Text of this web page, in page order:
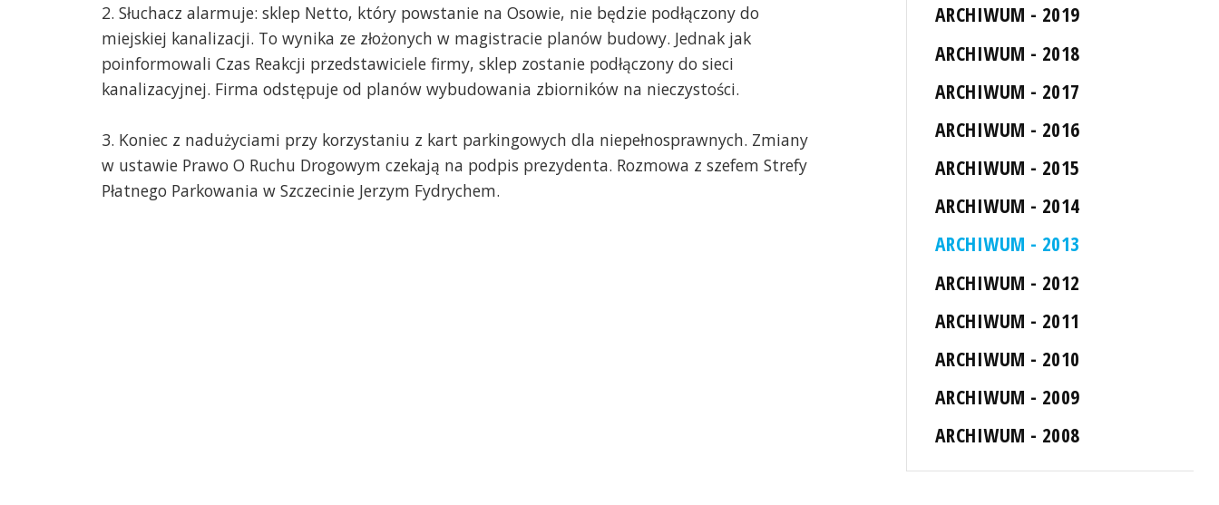
2. Słuchacz alarmuje: sklep Netto, który powstanie na Osowie, nie będzie podłączony do
miejskiej kanalizacji. To wynika ze złożonych w magistracie planów budowy. Jednak jak
poinformowali Czas Reakcji przedstawiciele firmy, sklep zostanie podłączony do sieci
kanalizacyjnej. Firma odstępuje od planów wybudowania zbiorników na nieczystości.
3. Koniec z nadużyciami przy korzystaniu z kart parkingowych dla niepełnosprawnych. Zmiany
w ustawie Prawo O Ruchu Drogowym czekają na podpis prezydenta. Rozmowa z szefem Strefy
Płatnego Parkowania w Szczecinie Jerzym Fydrychem.
ARCHIWUM - 2019
ARCHIWUM - 2018
ARCHIWUM - 2017
ARCHIWUM - 2016
ARCHIWUM - 2015
ARCHIWUM - 2014
ARCHIWUM - 2013
ARCHIWUM - 2012
ARCHIWUM - 2011
ARCHIWUM - 2010
ARCHIWUM - 2009
ARCHIWUM - 2008